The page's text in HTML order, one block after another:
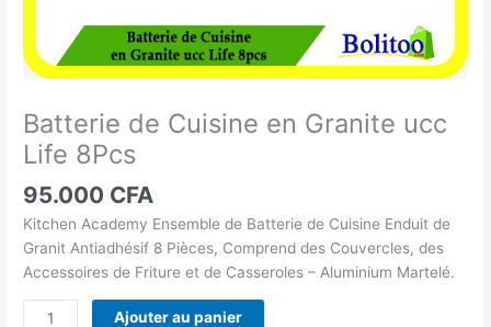
Batterie de Cuisine en Granite ucc
Life 8Pcs
95.000 CFA
Kitchen Academy Ensemble de Batterie de Cuisine Enduit de
Granit Antiadhésif 8 Pièces, Comprend des Couvercles, des
Accessoires de Friture et de Casseroles – Aluminium Martelé.
Ajouter au panier